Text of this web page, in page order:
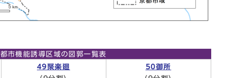
都市機能誘導区域の図郭一覧表
49聚楽廻
50御所